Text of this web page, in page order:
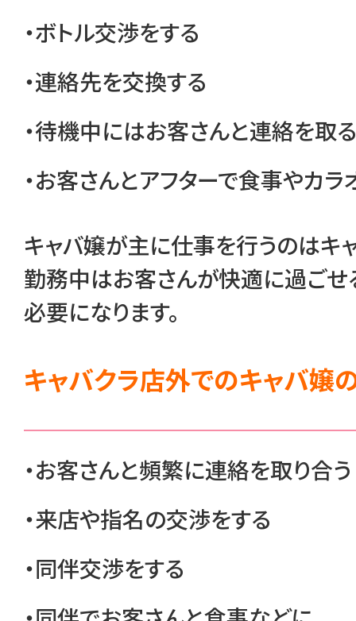
・ボトル交渉をする
・連絡先を交換する
・待機中にはお客さんと連絡を取る
・お客さんとアフターで食事やカラ
キャバ嬢が主に仕事を行うのはキ
勤務中はお客さんが快適に過ごせ
必要になります。
キャバクラ店外でのキャバ嬢
・お客さんと頻繁に連絡を取り合う
・来店や指名の交渉をする
・同伴交渉をする